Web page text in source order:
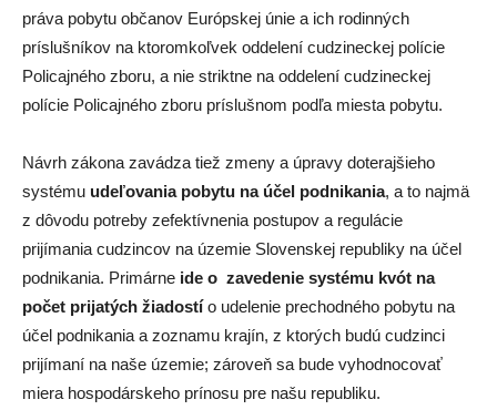
práva pobytu občanov Európskej únie a ich rodinných
príslušníkov na ktoromkoľvek oddelení cudzineckej polície
Policajného zboru, a nie striktne na oddelení cudzineckej
polície Policajného zboru príslušnom podľa miesta pobytu.
Návrh zákona zavádza tiež zmeny a úpravy doterajšieho
systému udeľovania pobytu na účel podnikania, a to najmä
z dôvodu potreby zefektívnenia postupov a regulácie
prijímania cudzincov na územie Slovenskej republiky na účel
podnikania. Primárne ide o zavedenie systému kvót na
počet prijatých žiadostío udelenie prechodného pobytu na
účel podnikania a zoznamu krajín, z ktorých budú cudzinci
prijímaní na naše územie; zároveň sa bude vyhodnocovať
miera hospodárskeho prínosu pre našu republiku.